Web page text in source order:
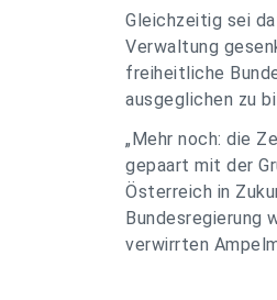
Gleichzeitig sei
Verwaltung
freiheitliche
ausgeglichen zu
„Mehr noch: die
gepaart mit der
Österreich in
Bundesregierung
verwirrten